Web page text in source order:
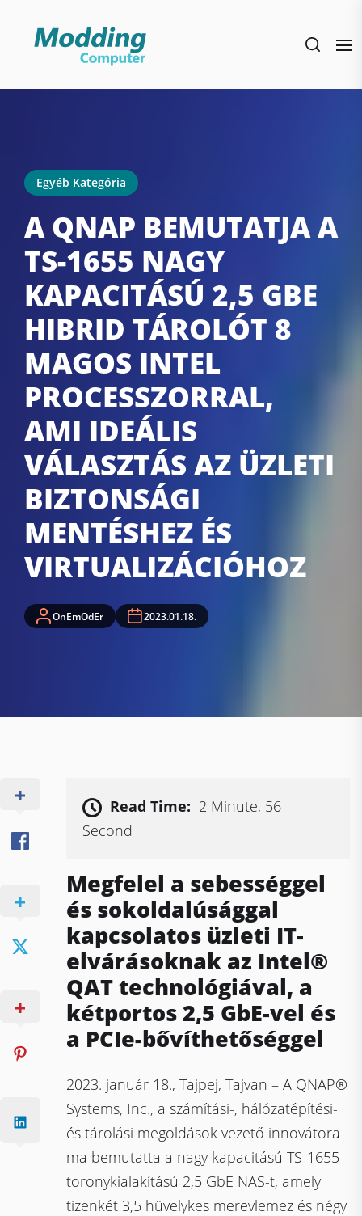
Egyéb Kategória
A QNAP BEMUTATJA A
TS-1655 NAGY
KAPACITÁSÚ 2,5 GBE
HIBRID TÁROLÓT 8
MAGOS INTEL
PROCESSZORRAL,
AMI IDEÁLIS
VÁLASZTÁS AZ ÜZLETI
BIZTONSÁGI
MENTÉSHEZ ÉS
VIRTUALIZÁCIÓHOZ
OnEmOdEr 2023.01.18.
Read Time: 2 Minute, 56
Second
Megfelel a sebességgel
és sokoldalúsággal
kapcsolatos üzleti IT-
elvárásoknak az Intel®
QAT technológiával, a
kétportos 2,5 GbE-vel és
a PCIe-bővíthetőséggel
2023. január 18., Tajpej, Tajvan – A QNAP®
Systems, Inc., a számítási-, hálózatépítési-
és tárolási megoldások vezető innovátora
ma bemutatta a nagy kapacitású TS-1655
toronykialakítású 2,5 GbE NAS-t, amely
tizenkét 3,5 hüvelykes merevlemez és négy